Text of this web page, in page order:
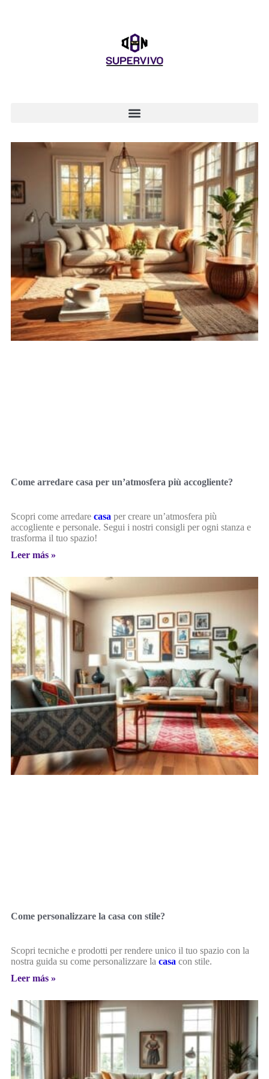
Come arredare casa per un’atmosfera più accogliente?
Scopri come arredare casa per creare un’atmosfera più
accogliente e personale. Segui i nostri consigli per ogni stanza e
trasforma il tuo spazio!
Leer más »
Come personalizzare la casa con stile?
Scopri tecniche e prodotti per rendere unico il tuo spazio con la
nostra guida su come personalizzare la casa con stile.
Leer más »